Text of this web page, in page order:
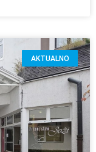
AKTUALNO